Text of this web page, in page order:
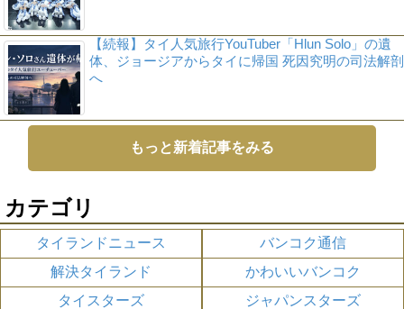
【続報】タイ人気旅行YouTuber「Hlun Solo」の遺
体、ジョージアからタイに帰国 死因究明の司法解剖
へ
もっと新着記事をみる
カテゴリ
タイランドニュース
バンコク通信
解決タイランド
かわいいバンコク
タイスターズ
ジャパンスターズ